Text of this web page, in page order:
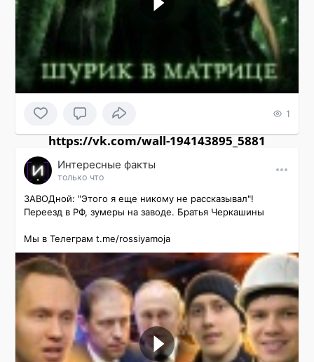
1
https://vk.com/wall-194143895_5881
Интересные факты
только что
ЗАВОДной: "Этого я еще никому не рассказывал"!
Переезд в РФ, зумеры на заводе. Братья Черкашины
Мы в Телеграм t.me/rossiyamoja